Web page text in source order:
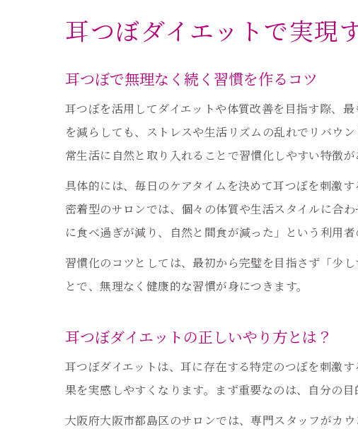
耳つぼダイエットで実現
耳つぼで無理なく続く習慣を作るコツ
耳つぼを活用してダイエットや体質改善を目指す際、
を減らしても、ストレスや生活リズムの乱れでリバウ
常生活に自然と取り入れることで習慣化しやすい特徴が
具体的には、毎日のケアタイムを決めて耳つぼを刺激
密着型のサロンでは、個々の体質や生活スタイルに合
に食べ過ぎが減り、自然と間食が減った」という利用者
習慣化のコツとしては、最初から完璧を目指さず「少
とで、無理なく健康的な習慣が身につきます。
耳つぼダイエットの正しいやり方とは？
耳つぼダイエットは、耳に存在する特定のつぼを刺激
果を実感しやすくなります。まず重要なのは、自分の
大阪府大阪市都島区のサロンでは、専門スタッフがカ